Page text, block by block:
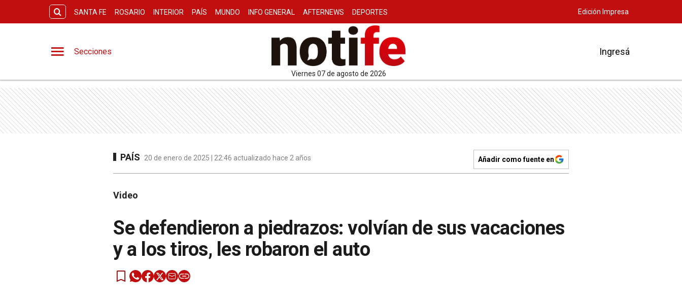
SANTA FE ROSARIO INTERIOR PAÍS MUNDO INFO GENERAL AFTERNEWS DEPORTES Edición Impresa
Secciones
viernes 07 de agosto de 2026
Ingresá
PAÍS 20 de enero de 2025 | 22:46 actualizado hace 2 años Añadir como fuente en
Video
Se defendieron a piedrazos: volvían de sus vacaciones
y a los tiros, les robaron el auto